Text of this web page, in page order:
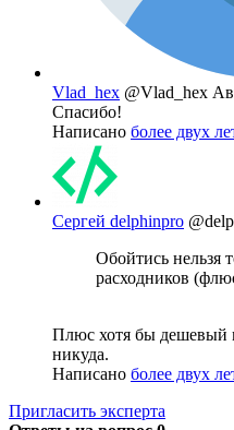
Vlad_hex @Vlad_hex
Спасибо!
Написано более двух
Сергей delphinpro
Обойтись нельзя
расходников
Плюс хотя бы дешевый
никуда.
Написано более двух
Пригласить эксперта